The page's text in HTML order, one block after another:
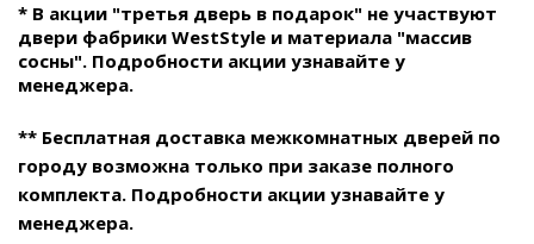
* В акции "третья дверь в подарок" не участвуют
двери фабрики WestStyle и материала "массив
сосны". Подробности акции узнавайте у
менеджера.
** Бесплатная доставка межкомнатных дверей по
городу возможна только при заказе полного
комплекта. Подробности акции узнавайте у
менеджера.